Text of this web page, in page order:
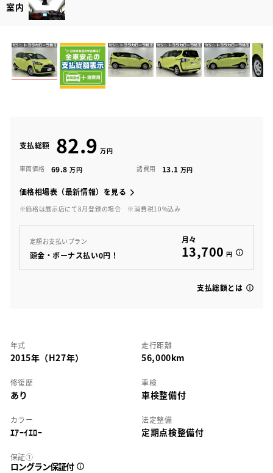
室内
支払総額 82.9
車両価格 69.8 諸費用 13.1
価格相場表（最新情報）を見る
※価格は展示店にて8月登録の場合 ※消費税10%込み
定額お支払いプラン
頭金・ボーナス払い0円！
月々
13,700 円
支払総額とは
年式
2015年（H27年）
走行距離
56,000km
修復歴
あり
車検
車検整備付
カラー
ｴｱｰｲｴﾛｰ
法定整備
定期点検整備付
保証①
ロングラン保証付